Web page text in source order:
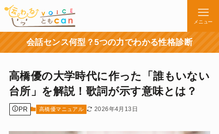
メニュー
会話センス何型？5つの力でわかる性格診断
高橋優の大学時代に作った「誰もいない
台所」を解説！歌詞が示す意味とは？
PR 高橋優マニュアル 2026年4月13日